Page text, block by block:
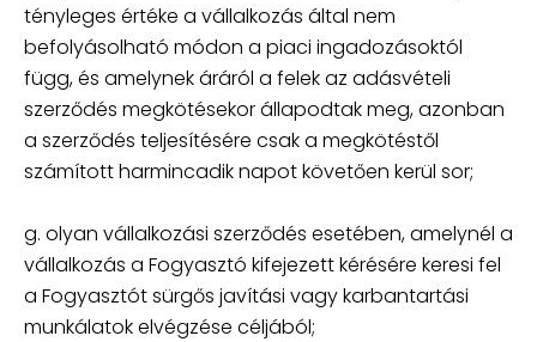
tényleges értéke a vállalkozás által nem
befolyásolható módon a piaci ingadozásoktól
függ, és amelynek áráról a felek az adásvételi
szerződés megkötésekor állapodtak meg, azonban
a szerződés teljesítésére csak a megkötéstől
számított harmincadik napot követően kerül sor;
g. olyan vállalkozási szerződés esetében, amelynél a
vállalkozás a Fogyasztó kifejezett kérésére keresi fel
a Fogyasztót sürgős javítási vagy karbantartási
munkálatok elvégzése céljából;